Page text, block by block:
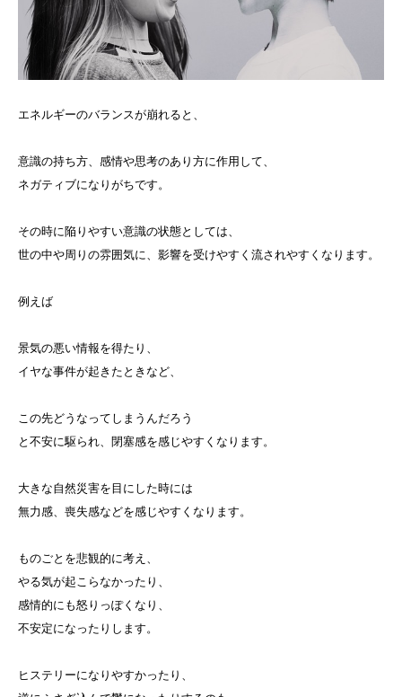
エネルギーのバランスが崩れると、
意識の持ち方、感情や思考のあり方に作用して、
ネガティブになりがちです。
その時に陥りやすい意識の状態としては、
世の中や周りの雰囲気に、影響を受けやすく流されやすくなります。
例えば
景気の悪い情報を得たり、
イヤな事件が起きたときなど、
この先どうなってしまうんだろう
と不安に駆られ、閉塞感を感じやすくなります。
大きな自然災害を目にした時には
無力感、喪失感などを感じやすくなります。
ものごとを悲観的に考え、
やる気が起こらなかったり、
感情的にも怒りっぽくなり、
不安定になったりします。
ヒステリーになりやすかったり、